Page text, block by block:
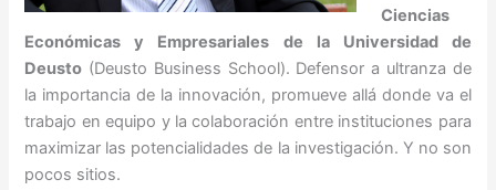
Ciencias
Económicas y Empresariales de la Universidad de
Deusto (Deusto Business School). Defensor a ultranza de
la importancia de la innovación, promueve allá donde va el
trabajo en equipo y la colaboración entre instituciones para
maximizar las potencialidades de la investigación. Y no son
pocos sitios.